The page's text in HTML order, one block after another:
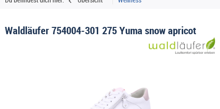
Waldläufer 754004-301 275 Yuma snow apricot